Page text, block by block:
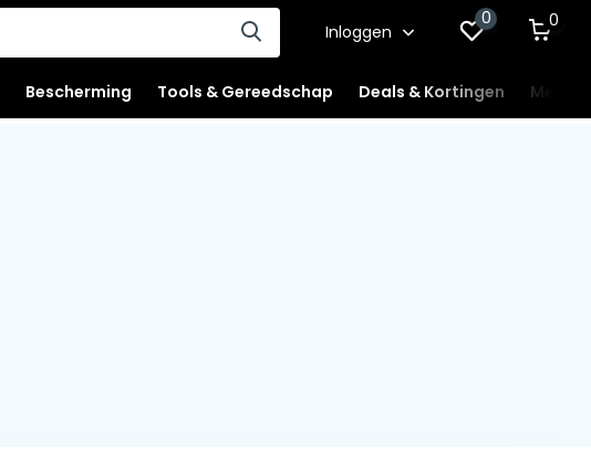
Inloggen
0 0
Bescherming Tools & Gereedschap Deals & Kortingen